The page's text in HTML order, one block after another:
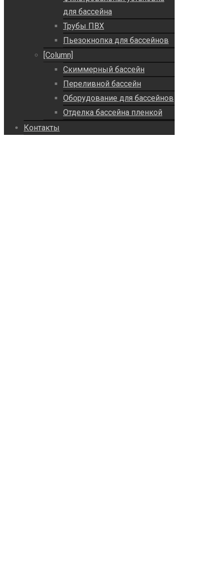
для бассейна
Трубы ПВХ
Пьезокнопка для бассейнов
[Column]
Скиммерный бассейн
Переливной бассейн
Оборудование для бассейнов
Отделка бассейна пленкой
Контакты